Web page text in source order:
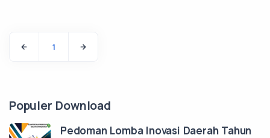
1
Populer Download
Pedoman Lomba Inovasi Daerah Tahun